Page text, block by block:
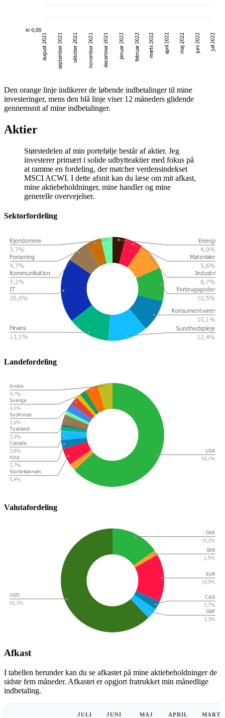
Den orange linje indikerer de løbende indbetalinger til mine
investeringer, mens den blå linje viser 12 måneders glidende
gennemsnit af mine indbetalinger.
Aktier
Størstedelen af min portefølje består af aktier. Jeg
investerer primært i solide udbytteaktier med fokus på
at ramme en fordeling, der matcher verdensindekset
MSCI ACWI. I dette afsnit kan du læse om mit afkast,
mine aktiebeholdninger, mine handler og mine
generelle overvejelser.
Sektorfordeling
Landefordeling
Valutafordeling
Afkast
I tabellen herunder kan du se afkastet på mine aktiebeholdninger de
sidste fem måneder. Afkastet er opgjort fratrukket min månedlige
indbetaling.
JULI
JUNI
MAJ
APRIL
MARTS